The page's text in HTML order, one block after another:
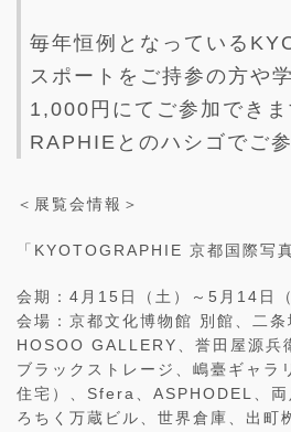
毎年恒例となっている
スポートをご持参の方や
1,000円にてご参加でき
RAPHIEとのハシゴでご
＜展覧会情報＞
「KYOTOGRAPHIE 京都国際写
会期：4月15日（土）～5月14日（
会場：京都文化博物館 別館、二条
HOSOO GALLERY、誉田屋源兵
ブラックストレージ、嶋臺ギャラ
住宅）、Sfera、ASPHODEL、両
ろちく万蔵ビル、世界倉庫、出町